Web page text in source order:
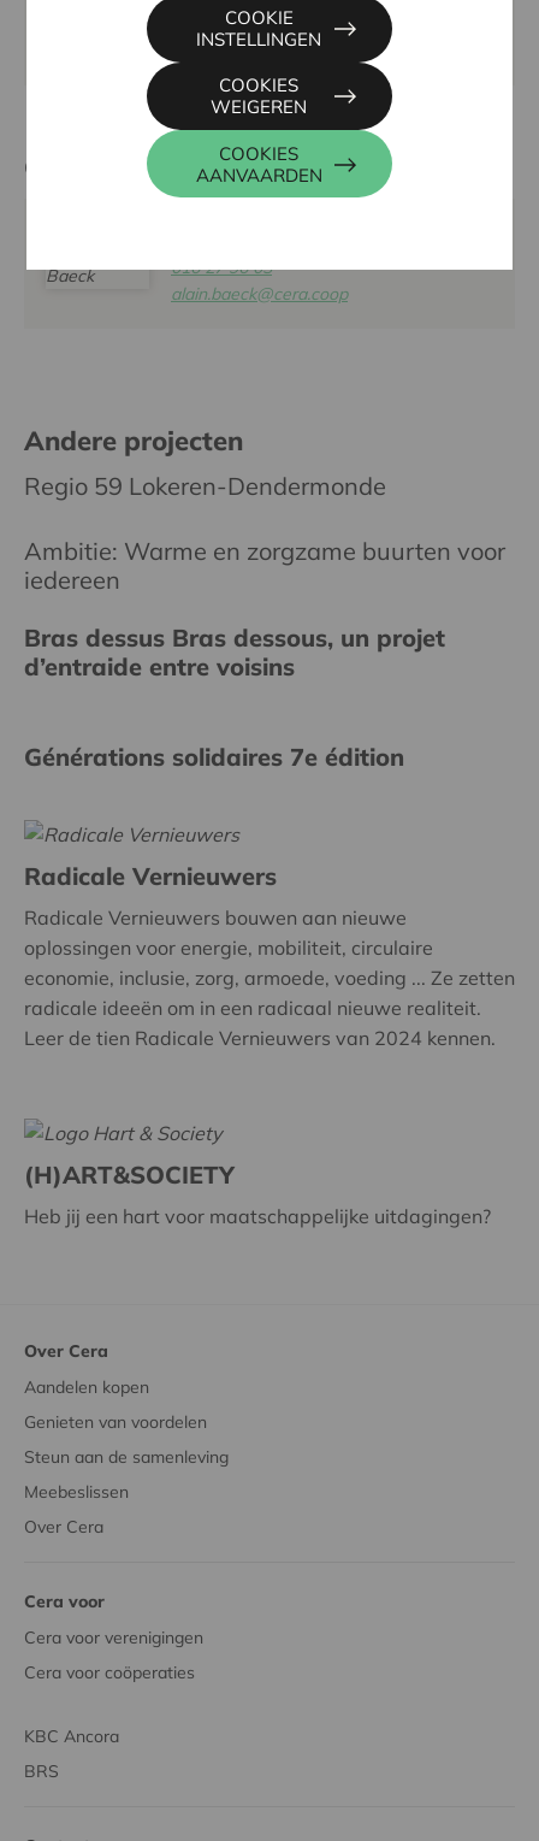
9220 HAMME (VL.)
kljhammesintanna@gmail.com
Contactpersoon
016 27 96 03
alain.baeck@cera.coop
Andere projecten
Regio 59 Lokeren-Dendermonde
Ambitie: Warme en zorgzame buurten voor
iedereen
Bras dessus Bras dessous, un projet
d’entraide entre voisins
Générations solidaires 7e édition
Radicale Vernieuwers
Radicale Vernieuwers bouwen aan nieuwe
oplossingen voor energie, mobiliteit, circulaire
economie, inclusie, zorg, armoede, voeding ... Ze zetten
radicale ideeën om in een radicaal nieuwe realiteit.
Leer de tien Radicale Vernieuwers van 2024 kennen.
(H)ART&SOCIETY
Heb jij een hart voor maatschappelijke uitdagingen?
Over Cera
Aandelen kopen
Genieten van voordelen
Steun aan de samenleving
Meebeslissen
Over Cera
Cera voor
Cera voor verenigingen
Cera voor coöperaties
KBC Ancora
BRS
COOKIES
AANVAARDEN
COOKIES
WEIGEREN
COOKIE
INSTELLINGEN